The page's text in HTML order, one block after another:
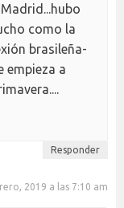
como la
brasileña-
empieza a
Responder
2019 a las 7:10 am